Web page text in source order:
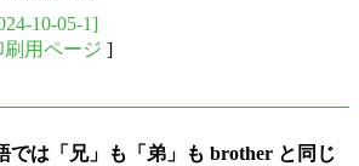
10-05-1]
刷用ページ ]
では「兄」も「弟」も brother と同じ